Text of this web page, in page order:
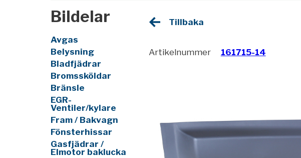
Bildelar
Avgas
Belysning
Bladfjädrar
Bromssköldar
Bränsle
EGR-
Ventiler/kylare
Fram / Bakvagn
Fönsterhissar
Gasfjädrar /
Elmotor baklucka
Tillbaka
Artikelnummer 161715-14